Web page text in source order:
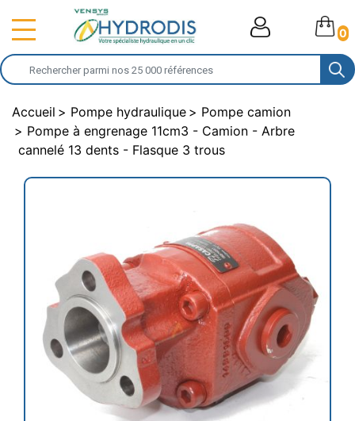
0
Accueil Pompe hydraulique
Pompe camion
Pompe à engrenage 11cm3 - Camion - Arbre
cannelé 13 dents - Flasque 3 trous